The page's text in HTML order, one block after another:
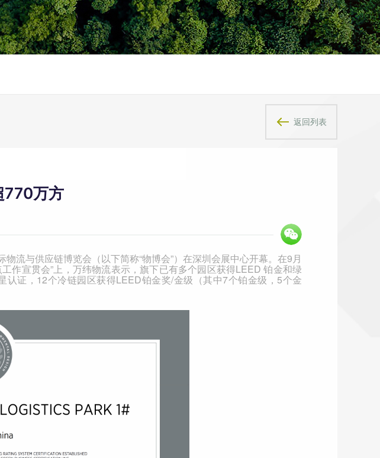
返回列表
770万方
物流与供应链博览会（以下简称“物博会”）在深圳会展中心开幕。在9月
作宣贯会”上，万纬物流表示，旗下已有多个园区获得LEED铂金和绿
认证， 12个冷链园区获得LEED铂金奖/金级（其中7个铂金级，5个金